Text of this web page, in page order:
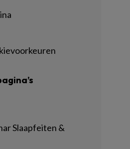
Slaapfeiten &